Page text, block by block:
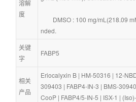
溶解
度
nded.
关键
字
FABP5
相关
产品
Eriocalyxin B | HM-50316 | 12-
309403 | FABP4-IN-3 | BMS-
CooP | FABP4/5-IN-5 | ISX-1 |